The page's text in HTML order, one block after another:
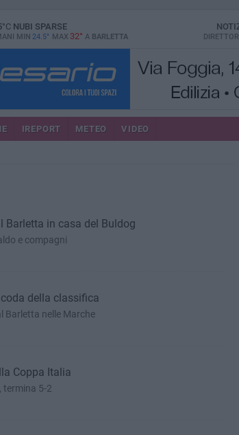
°CNUBI SPARSE
MIN 24.5° MAX 32° A BARLETTA
IREPORT METEO VIDEO
Barletta in casa del Buldog
e compagni
della classifica
Barletta nelle Marche
Coppa Italia
termina 5-2